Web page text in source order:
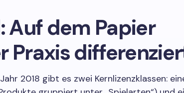
Auf dem Papier
Praxis
2018 gibt es zwei Kernlizenzklassen: